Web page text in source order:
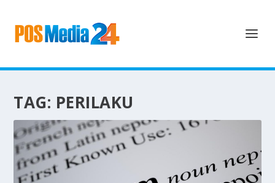
TAG: PERILAKU